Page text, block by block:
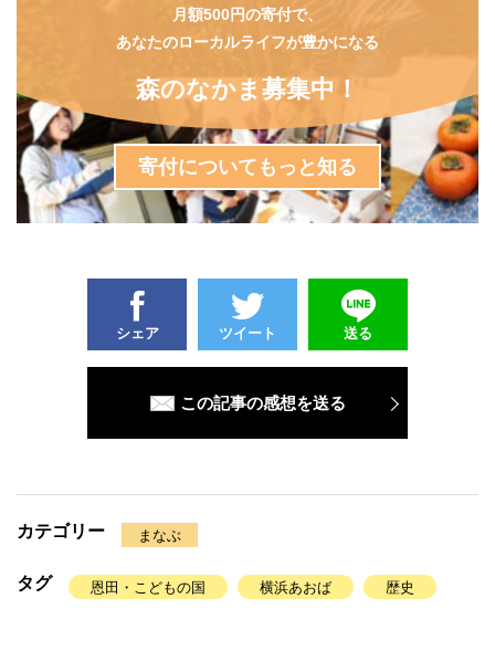
月額500円の寄付で、
あなたのローカルライフが豊かになる
森のなかま募集中！
寄付についてもっと知る
シェア ツイート 送る
この記事の感想を送る
カテゴリー まなぶ
タグ 恩田・こどもの国 横浜あおば 歴史